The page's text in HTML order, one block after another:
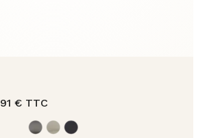
€ TTC